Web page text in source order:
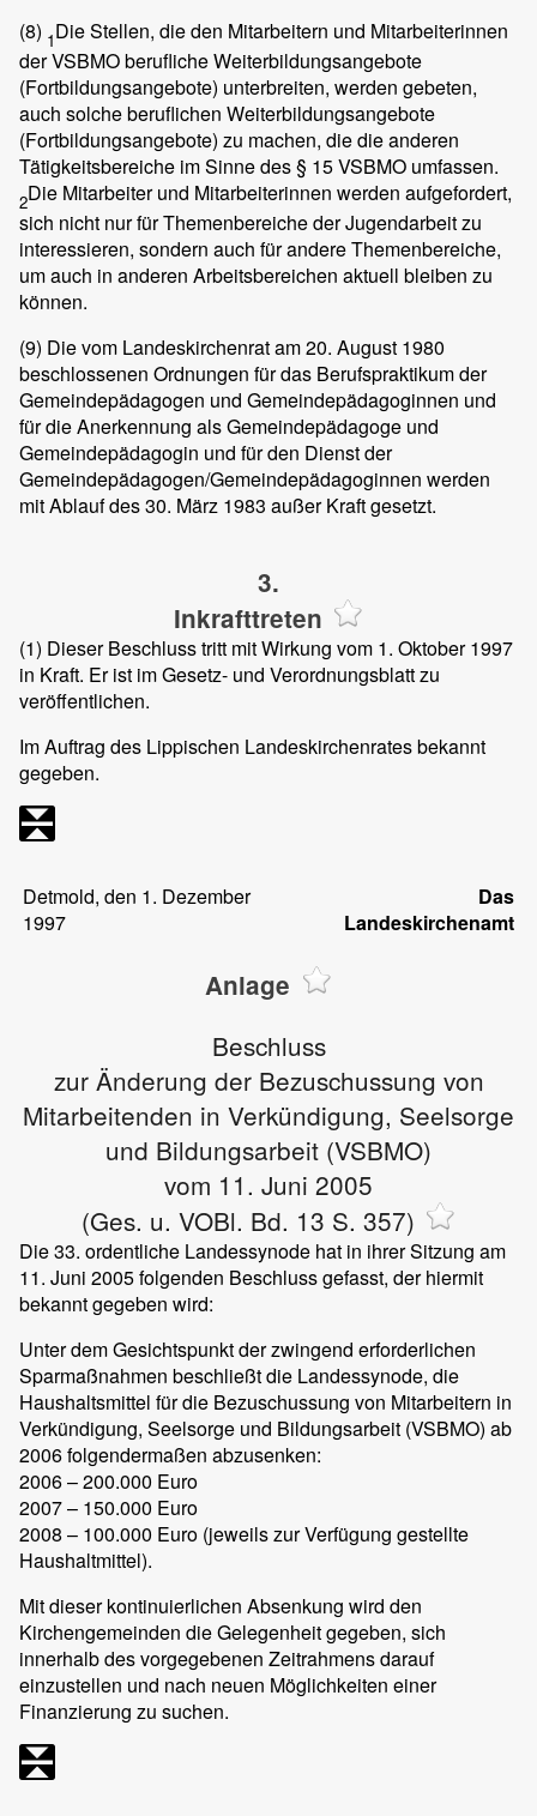
(8) 1Die Stellen, die den Mitarbeitern und Mitarbeiterinnen
der VSBMO berufliche Weiterbildungsangebote
(Fortbildungsangebote) unterbreiten, werden gebeten,
auch solche beruflichen Weiterbildungsangebote
(Fortbildungsangebote) zu machen, die die anderen
Tätigkeitsbereiche im Sinne des § 15 VSBMO umfassen.
2Die Mitarbeiter und Mitarbeiterinnen werden aufgefordert,
sich nicht nur für Themenbereiche der Jugendarbeit zu
interessieren, sondern auch für andere Themenbereiche,
um auch in anderen Arbeitsbereichen aktuell bleiben zu
können.
(9) Die vom Landeskirchenrat am 20. August 1980
beschlossenen Ordnungen für das Berufspraktikum der
Gemeindepädagogen und Gemeindepädagoginnen und
für die Anerkennung als Gemeindepädagoge und
Gemeindepädagogin und für den Dienst der
Gemeindepädagogen/Gemeindepädagoginnen werden
mit Ablauf des 30. März 1983 außer Kraft gesetzt.
3.
Inkrafttreten
(1) Dieser Beschluss tritt mit Wirkung vom 1. Oktober 1997
in Kraft. Er ist im Gesetz- und Verordnungsblatt zu
veröffentlichen.
Im Auftrag des Lippischen Landeskirchenrates bekannt
gegeben.
Detmold, den 1. Dezember
1997
Das
Landeskirchenamt
Anlage
Beschluss
zur Änderung der Bezuschussung von
Mitarbeitenden in Verkündigung, Seelsorge
und Bildungsarbeit (VSBMO)
vom 11. Juni 2005
(Ges. u. VOBl. Bd. 13 S. 357)
Die 33. ordentliche Landessynode hat in ihrer Sitzung am
11. Juni 2005 folgenden Beschluss gefasst, der hiermit
bekannt gegeben wird:
Unter dem Gesichtspunkt der zwingend erforderlichen
Sparmaßnahmen beschließt die Landessynode, die
Haushaltsmittel für die Bezuschussung von Mitarbeitern in
Verkündigung, Seelsorge und Bildungsarbeit (VSBMO) ab
2006 folgendermaßen abzusenken:
2006 – 200.000 Euro
2007 – 150.000 Euro
2008 – 100.000 Euro (jeweils zur Verfügung gestellte
Haushaltmittel).
Mit dieser kontinuierlichen Absenkung wird den
Kirchengemeinden die Gelegenheit gegeben, sich
innerhalb des vorgegebenen Zeitrahmens darauf
einzustellen und nach neuen Möglichkeiten einer
Finanzierung zu suchen.